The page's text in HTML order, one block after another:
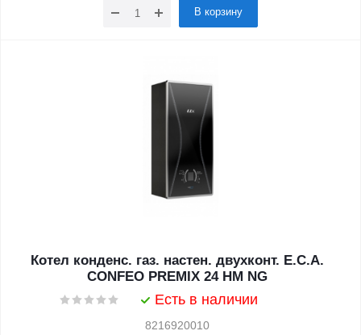
В корзину
Котел конденс. газ. настен. двухконт. E.C.A.
CONFEO PREMIX 24 HM NG
Есть в наличии
8216920010